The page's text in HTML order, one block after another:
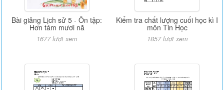
Bài giảng Lịch sử 5 - Ôn tập:
Hơn tám mươi nă
1677 lượt xem
Kiểm tra chất lượng cuối học kì I
môn Tin Học
1857 lượt xem